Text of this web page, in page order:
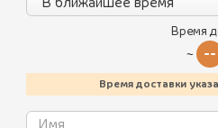
Летнее меню
Пхали
Время
~ --
Время доставки
Калорийность